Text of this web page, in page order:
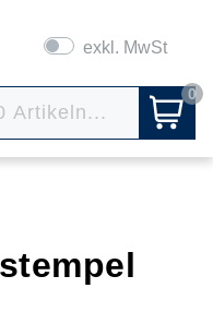
exkl. MwSt
0